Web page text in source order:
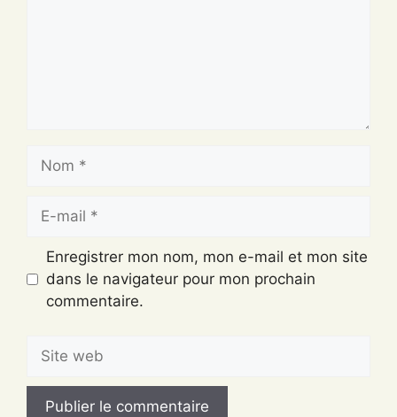
Nom
Enregistrer mon nom, mon e-mail et mon site
dans le navigateur pour mon prochain
commentaire.
web